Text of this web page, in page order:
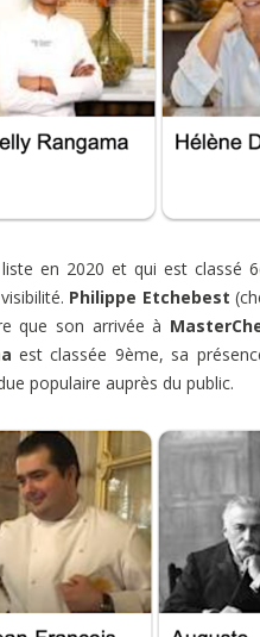
en 2020 et qui est classé
Philippe Etchebest
que son arrivée à
est classée 9ème, sa
populaire auprès du public.